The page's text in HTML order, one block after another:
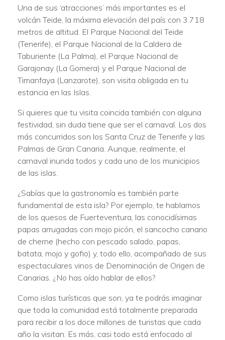
Una de sus ‘atracciones’ más importantes es el
volcán Teide, la máxima elevación del país con 3.718
metros de altitud. El Parque Nacional del Teide
(Tenerife), el Parque Nacional de la Caldera de
Taburiente (La Palma), el Parque Nacional de
Garajonay (La Gomera) y el Parque Nacional de
Timanfaya (Lanzarote), son visita obligada en tu
estancia en las Islas.
Si quieres que tu visita coincida también con alguna
festividad, sin duda tiene que ser el carnaval. Los dos
más concurridos son los Santa Cruz de Tenerife y las
Palmas de Gran Canaria. Aunque, realmente, el
carnaval inunda todos y cada uno de los municipios
de las islas.
¿Sabías que la gastronomía es también parte
fundamental de esta isla? Por ejemplo, te hablamos
de los quesos de Fuerteventura, las conocidísimas
papas arrugadas con mojo picón, el sancocho canario
de cherne (hecho con pescado salado, papas,
batata, mojo y gofio) y, todo ello, acompañado de sus
espectaculares vinos de Denominación de Origen de
Canarias. ¿No has oído hablar de ellos?
Como islas turísticas que son, ya te podrás imaginar
que toda la comunidad está totalmente preparada
para recibir a los doce millones de turistas que cada
año la visitan. Es más, casi todo está enfocado al